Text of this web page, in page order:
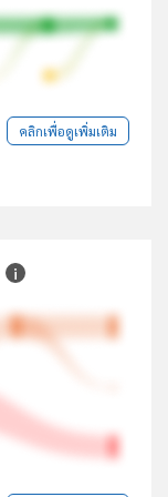
คลิกเพื่อดูเพิ่มเติม